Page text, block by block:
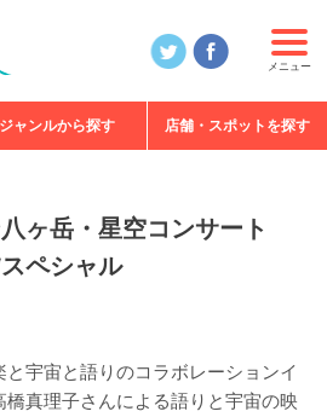
メニュー
ジャンルから探す 店舗・スポットを探す
ヶ岳・星空コンサート
ペシャル
と宇宙と語りのコラボレーションイ
真理子さんによる語りと宇宙の映